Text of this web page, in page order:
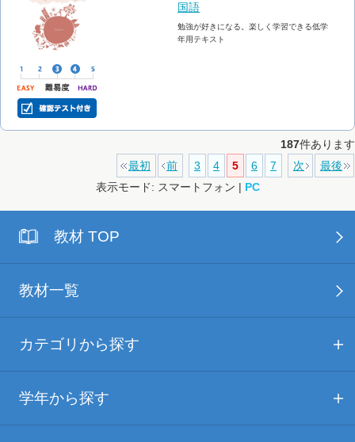
国語
勉強が好きになる。楽しく学習できる低学
年用テキスト
187件あります
最初
前 3 4 5 6 7 次
最後
表示モード: スマートフォン | PC
教材 TOP
教材一覧
カテゴリから探す
学年から探す